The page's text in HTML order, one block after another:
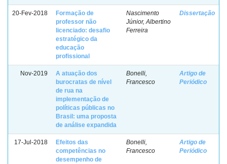
20-Fev-2018
Formação de
professor não
licenciado: desafio
estratégico da
educação
profissional
Nascimento
Júnior, Albertino
Ferreira
Dissertação
Nov-2019
A atuação dos
burocratas de nível
de rua na
implementação de
políticas públicas no
Brasil: uma proposta
de análise expandida
Bonelli,
Francesco
Artigo de
Periódico
17-Jul-2018
Efeitos das
competências no
desempenho de
Bonelli,
Francesco
Artigo de
Periódico